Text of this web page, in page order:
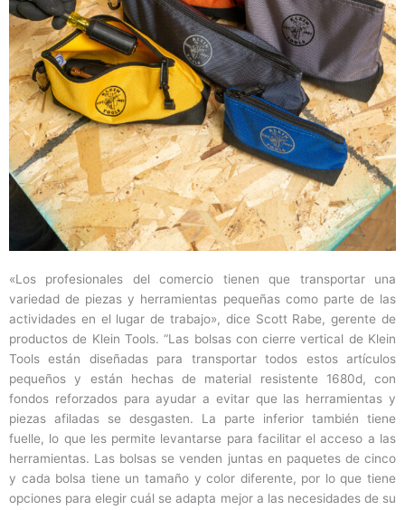
«Los profesionales del comercio tienen que transportar una
variedad de piezas y herramientas pequeñas como parte de las
actividades en el lugar de trabajo», dice Scott Rabe, gerente de
productos de Klein Tools. “Las bolsas con cierre vertical de Klein
Tools están diseñadas para transportar todos estos artículos
pequeños y están hechas de material resistente 1680d, con
fondos reforzados para ayudar a evitar que las herramientas y
piezas afiladas se desgasten. La parte inferior también tiene
fuelle, lo que les permite levantarse para facilitar el acceso a las
herramientas. Las bolsas se venden juntas en paquetes de cinco
y cada bolsa tiene un tamaño y color diferente, por lo que tiene
opciones para elegir cuál se adapta mejor a las necesidades de su